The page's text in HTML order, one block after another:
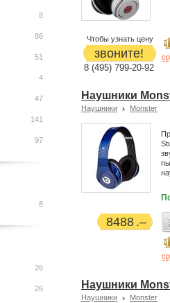
Чтобы узнать цену
звоните!
8 (495) 799-20-92
Наушники
Наушники Monster
8488
Наушники
Наушники Monster
8
86
51
4
47
141
97
8
26
26